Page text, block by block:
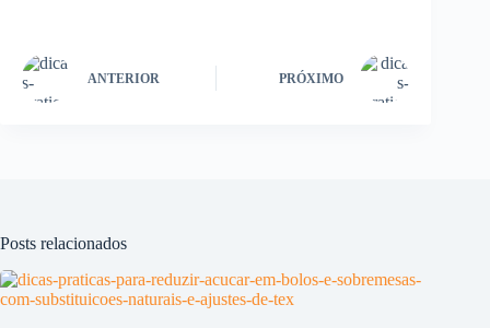
ANTERIOR PRÓXIMO
Posts relacionados